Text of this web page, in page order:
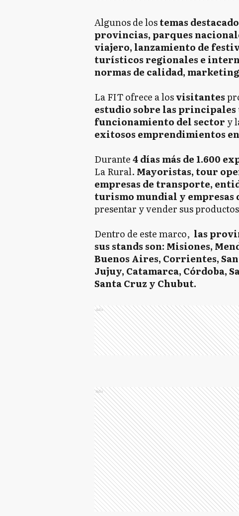
Algunos de lostemas
provincias, parques
viajero, lanzamiento de
turísticos regionales e
normas de calidad,
La FIT ofrece a losvisitantes
estudio sobre las
funcionamiento del sector y
exitosos emprendimientos
Durante4 días más de 1.600
La Rural. Mayoristas, tour
empresas de transporte,
turismo mundial y empresas
presentar y vender sus
Dentro de este marco, las
sus stands son: Misiones,
Buenos Aires, Corrientes,
Jujuy, Catamarca, Córdoba,
Santa Cruz y Chubut.
Ads
Ads